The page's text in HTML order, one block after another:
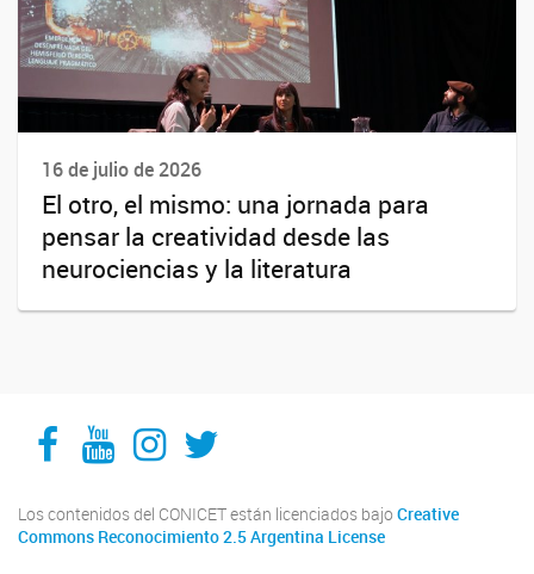
16 de julio de 2026
El otro, el mismo: una jornada para
pensar la creatividad desde las
neurociencias y la literatura
Facebook
YouTube
Instagram
Twitter
Los contenidos del CONICET están licenciados bajo Creative
Commons Reconocimiento 2.5 Argentina License